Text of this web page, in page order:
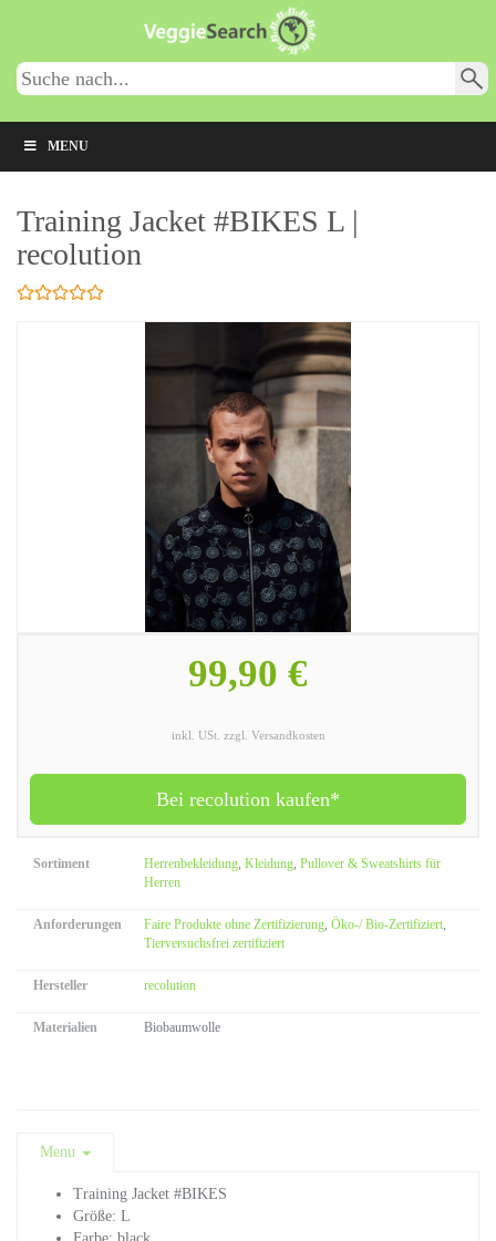
content
MENU
Training Jacket #BIKES L |
recolution
99,90 €
inkl. USt. zzgl. Versandkosten
Bei recolution kaufen*
Sortiment Herrenbekleidung, Kleidung, Pullover & Sweatshirts für
Herren
Anforderungen Faire Produkte ohne Zertifizierung, Öko-/ Bio-Zertifiziert,
Tierversuchsfrei zertifiziert
Hersteller recolution
Materialien Biobaumwolle
Menu
Training Jacket #BIKES
Größe: L